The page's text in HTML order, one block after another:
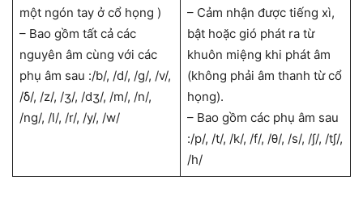
một ngón tay ở cổ họng )
– Bao gồm tất cả các
nguyên âm cùng với các
phụ âm sau :/b/, /d/, /g/, /v/,
/δ/, /z/, /ʒ/, /dʒ/, /m/, /n/,
/ng/, /l/, /r/, /y/, /w/
– Cảm nhận được tiếng xì,
bật hoặc gió phát ra từ
khuôn miệng khi phát âm
(không phải âm thanh từ cổ
họng).
– Bao gồm các phụ âm sau
:/p/, /t/, /k/, /f/, /θ/, /s/, /∫/, /t∫/,
/h/